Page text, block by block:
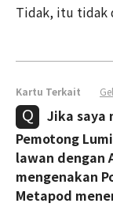
Tidak, itu tidak
Kartu Terkait
Jika saya
Pemotong
lawan dengan
mengenakan
Metapod